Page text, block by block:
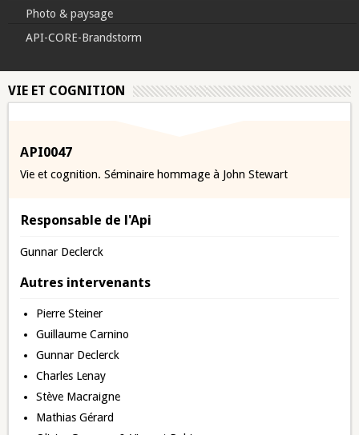
VIE ET COGNITION
API0047
Vie et cognition. Séminaire hommage à John Stewart
Responsable de l'Api
Gunnar Declerck
Autres intervenants
Pierre Steiner
Guillaume Carnino
Gunnar Declerck
Charles Lenay
Stève Macraigne
Mathias Gérard
Photo & paysage
API-CORE-Brandstorm